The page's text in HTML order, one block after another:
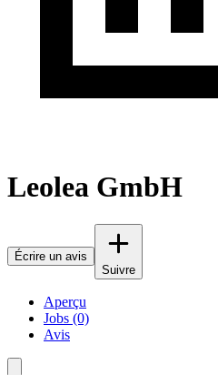
Leolea GmbH
Écrire un avis
Suivre
Aperçu
Jobs (0)
Avis